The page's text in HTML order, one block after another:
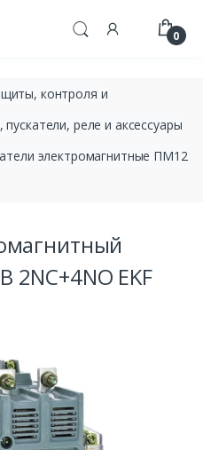
0
контроля и
реле и аксессуары
электромагнитные ПМ12
EKF